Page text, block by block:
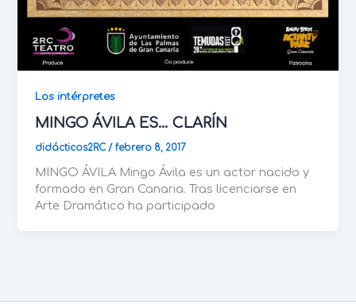
Los intérpretes
MINGO ÁVILA ES… CLARÍN
didácticos2RC/febrero 8, 2017
MINGO ÁVILA Mingo Ávila es un actor nacido y
formado en Gran Canaria. Tras licenciarse en
Arte Dramático ha participado